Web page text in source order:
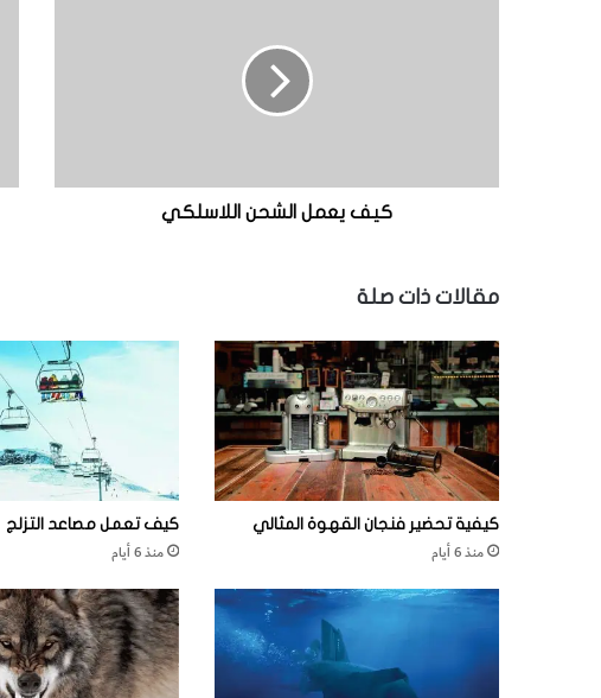
ل
ا
ل
ل
ا
س
ل
ك
ي
كيف يعمل الشحن اللاسلكي
ل
مقالات ذات صلة
كيفية تحضير فنجان القهوة المثالي
منذ 6 أيام
كيف تعمل مصاعد التزلج
منذ 6 أيام